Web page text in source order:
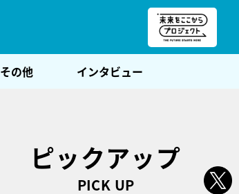
その他 インタビュー
ピックアップ
PICK UP